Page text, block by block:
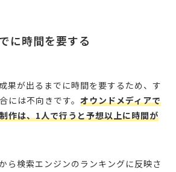
に時間を要する
果が出るまでに時間を要するため、す
には不向きです。 オウンドメディアで
作は、1人で行うと予想以上に時間が
ら検索エンジンのランキングに反映さ